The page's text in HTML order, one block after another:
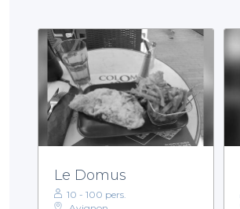
Le Domus
10 - 100 pers.